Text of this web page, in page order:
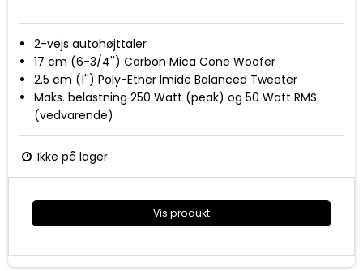
2-vejs autohøjttaler
17 cm (6-3/4'') Carbon Mica Cone Woofer
2.5 cm (1'') Poly-Ether Imide Balanced Tweeter
Maks. belastning 250 Watt (peak) og 50 Watt RMS
(vedvarende)
Frekvens Respons: 74 - 25,000Hz
Sound Pressure Level: 89dB/W.m
Ferrite Magnet (Woofer/Tweeter)
Hybrid Surround
Monteringsdybde 45 mm (1-25/32'')
Ikke på lager
Vis produkt